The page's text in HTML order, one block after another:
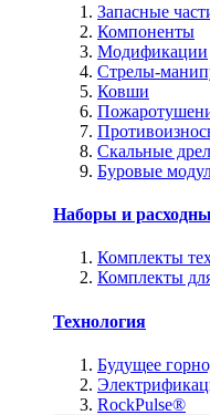
Запасные
Компоненты
Модификации
Стрелы-
Ковши
Скальные
Буровые
Наборы и
Комплекты
Комплекты
Технология
Будущее
RockPulse®